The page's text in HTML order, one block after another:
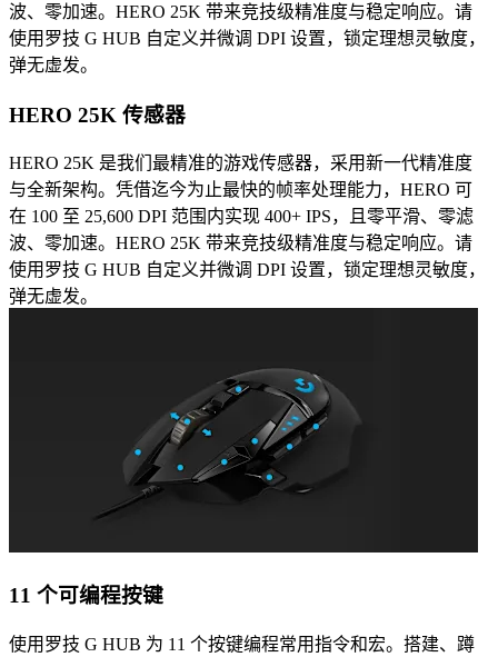
波、零加速。HERO 25K 带来竞技级精准度与稳定响应。请
使用罗技 G HUB 自定义并微调 DPI 设置，锁定理想灵敏度，
弹无虚发。
HERO 25K 传感器
HERO 25K 是我们最精准的游戏传感器，采用新一代精准度
与全新架构。凭借迄今为止最快的帧率处理能力，HERO 可
在 100 至 25,600 DPI 范围内实现 400+ IPS，且零平滑、零滤
波、零加速。HERO 25K 带来竞技级精准度与稳定响应。请
使用罗技 G HUB 自定义并微调 DPI 设置，锁定理想灵敏度，
弹无虚发。
11 个可编程按键
使用罗技 G HUB 为 11 个按键编程常用指令和宏。搭建、蹲